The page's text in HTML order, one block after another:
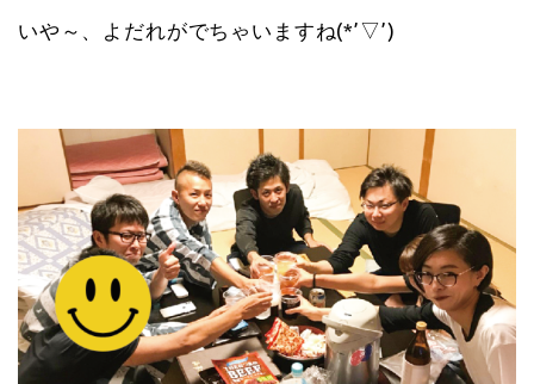
いや～、よだれがでちゃいますね(*’▽’)